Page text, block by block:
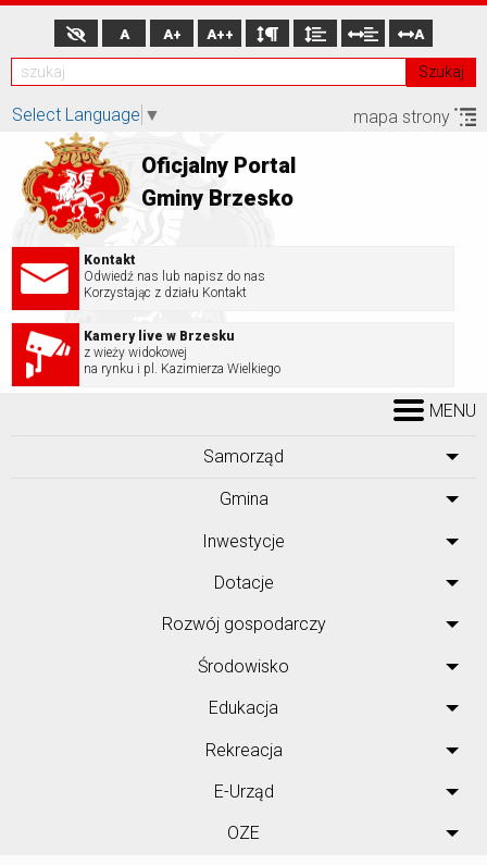
Szukaj
A A+ A++ A
Select Language ▼ mapa strony
Oficjalny Portal
Gminy Brzesko
Kontakt
Odwiedź nas lub napisz do nas
Korzystając z działu Kontakt
Kamery live w Brzesku
z wieży widokowej
na rynku i pl. Kazimierza Wielkiego
MENU
Samorząd
Gmina
Inwestycje
Dotacje
Rozwój gospodarczy
Środowisko
Edukacja
Rekreacja
E-Urząd
OZE